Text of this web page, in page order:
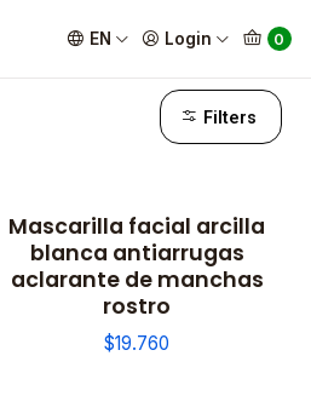
EN Login 0
Filters
Mascarilla facial arcilla
blanca antiarrugas
aclarante de manchas
rostro
$19.760